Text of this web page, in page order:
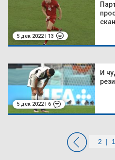
5 дек 2022 | 13
5 дек 2022 | 6
И